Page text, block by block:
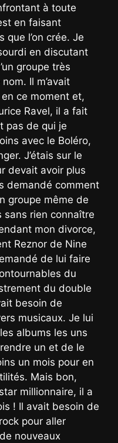
à toute
en faisant
que l’on crée. Je
en discutant
groupe très
Il m’avait
ce moment et,
Ravel, il a fait
pas de qui je
avec le Boléro,
J’étais sur le
devait avoir plus
demandé comment
groupe même de
sans rien connaître
mon divorce,
Reznor de Nine
de lui faire
du
du double
besoin de
musicaux. Je lui
albums les uns
un et de le
un mois pour en
Mais bon,
millionnaire, il a
! Il avait besoin de
pour aller
nouveaux